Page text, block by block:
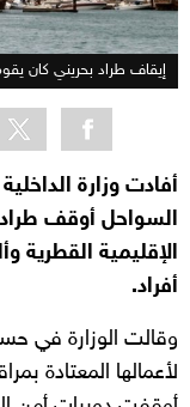
إيقاف طراد بحريني كان
أفادت وزارة
السواحل أوقف
أفراد.
وقالت الوزارة في
لأعمالها المعتادة